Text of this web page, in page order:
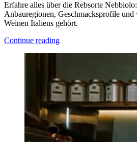
Erfahre alles über die Rebsorte
Anbauregionen, Geschmacksprofile und
Weinen Italiens gehört.
Continue reading